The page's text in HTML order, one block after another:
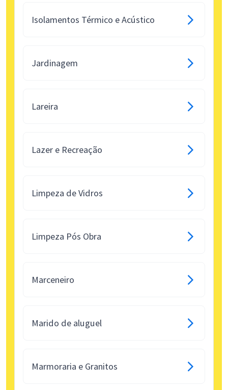
Isolamentos Térmico e Acústico
Jardinagem
Lareira
Lazer e Recreação
Limpeza de Vidros
Limpeza Pós Obra
Marceneiro
Marido de aluguel
Marmoraria e Granitos